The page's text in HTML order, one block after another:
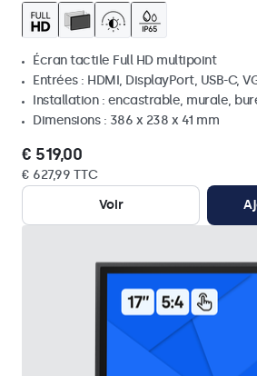
Écran tactile Full HD multipoint
Entrées : HDMI, DisplayPort, USB-C,
Installation : encastrable, murale,
Dimensions : 386 x 238 x 41 mm
€ 519,00
€ 627,99 TTC
Voir